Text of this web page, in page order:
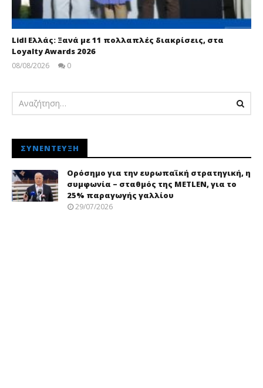
Lidl Ελλάς: Ξανά με 11 πολλαπλές διακρίσεις, στα
Loyalty Awards 2026
08/08/2026
0
ΣΥΝΈΝΤΕΥΞΗ
Ορόσημο για την ευρωπαϊκή στρατηγική, η
συμφωνία – σταθμός της METLEN, για το
25% παραγωγής γαλλίου
29/07/2026